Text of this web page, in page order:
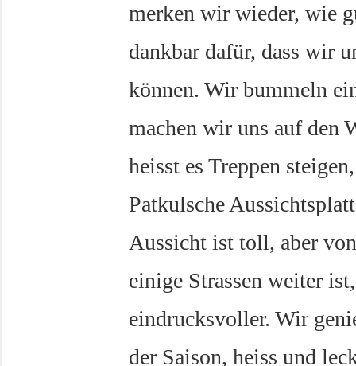
merken wir wieder, wie
dankbar dafür, dass wir
können. Wir bummeln
machen wir uns auf den
heisst es Treppen
Patkulsche
Aussicht ist toll, aber
einige Strassen weiter
eindrucksvoller. Wir
der Saison, heiss und